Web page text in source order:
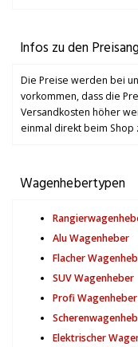
Infos zu den
Die Preise werden bei
vorkommen, dass die
Versandkosten höher
einmal direkt beim Shop
Wagenhebertypen
Alu Wagenheber
Flacher
SUV Wagenheber
Profi Wagenheber
Elektrischer